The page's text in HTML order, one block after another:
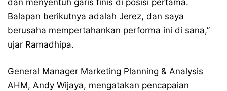
Balapan berikutnya adalah Jerez, dan saya
berusaha mempertahankan performa ini di sana,”
ujar Ramadhipa.
General Manager Marketing Planning & Analysis
AHM, Andy Wijaya, mengatakan pencapaian